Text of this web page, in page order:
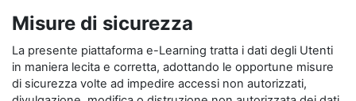
Misure di sicurezza
La presente piattaforma e-Learning tratta i dati degli Utenti
in maniera lecita e corretta, adottando le opportune misure
di sicurezza volte ad impedire accessi non autorizzati,